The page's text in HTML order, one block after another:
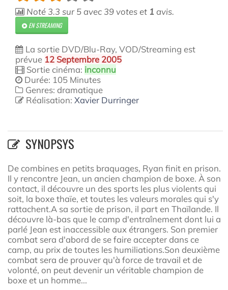
Noté 3.3 sur5 avec 39votes et 1 avis.
EN STREAMING
La sortie DVD/Blu-Ray, VOD/Streaming est
prévue 12 Septembre 2005
Sortie cinéma: inconnu
Durée: 105 Minutes
Genres: dramatique
Réalisation: Xavier Durringer
SYNOPSYS
De combines en petits braquages, Ryan finit en prison.
Il y rencontre Jean, un ancien champion de boxe. À son
contact, il découvre un des sports les plus violents qui
soit, la boxe thaïe, et toutes les valeurs morales qui s'y
rattachent.A sa sortie de prison, il part en Thaïlande. Il
découvre là-bas que le camp d'entraînement dont lui a
parlé Jean est inaccessible aux étrangers. Son premier
combat sera d'abord de se faire accepter dans ce
camp, au prix de toutes les humiliations.Son deuxième
combat sera de prouver qu'à force de travail et de
volonté, on peut devenir un véritable champion de
boxe et un homme...